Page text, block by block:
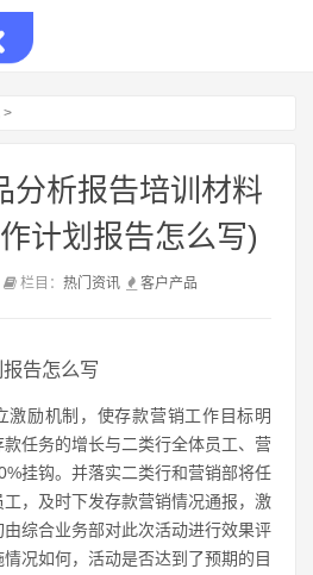
>
分析报告培训材料
计划报告怎么写)
栏目： 热门资讯 客户 产品
告怎么写
激励机制，使存款营销工作目标明
任务的增长与二类行全体员工、营
挂钩。并落实二类行和营销部将任
，及时下发存款营销情况通报，激
综合业务部对此次活动进行效果评
况如何，活动是否达到了预期的目